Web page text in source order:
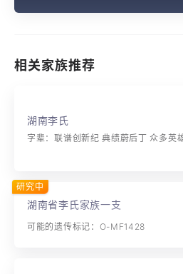
相关家族推荐
湖南李氏
湖南省李氏家族一支
可能的遗传标记：O-MF1428
研究中